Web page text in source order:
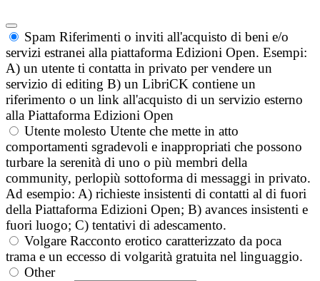
Spam Riferimenti o inviti all'acquisto di beni e/o
servizi estranei alla piattaforma Edizioni Open. Esempi:
A) un utente ti contatta in privato per vendere un
servizio di editing B) un LibriCK contiene un
riferimento o un link all'acquisto di un servizio esterno
alla Piattaforma Edizioni Open
Utente molesto Utente che mette in atto
comportamenti sgradevoli e inappropriati che possono
turbare la serenità di uno o più membri della
community, perlopiù sottoforma di messaggi in privato.
Ad esempio: A) richieste insistenti di contatti al di fuori
della Piattaforma Edizioni Open; B) avances insistenti e
fuori luogo; C) tentativi di adescamento.
Volgare Racconto erotico caratterizzato da poca
trama e un eccesso di volgarità gratuita nel linguaggio.
Other